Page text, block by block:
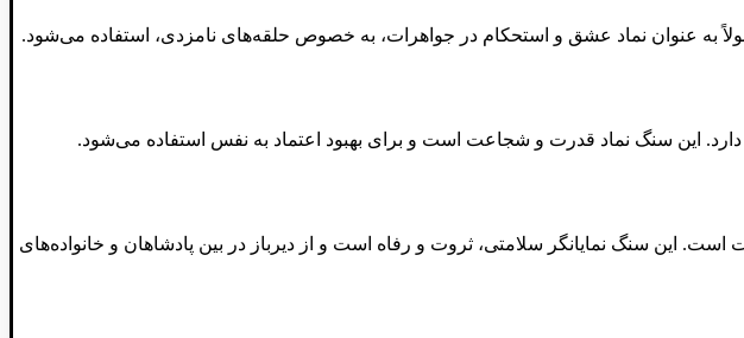
به عنوان نماد عشق و استحکام در جواهرات، به خصوص حلقه‌های نامزدی، استفاده می‌شود.
این سنگ نماد قدرت و شجاعت است و برای بهبود اعتماد به نفس استفاده می‌شود.
این سنگ نمایانگر سلامتی، ثروت و رفاه است و از دیرباز در بین پادشاهان و خانواده‌های